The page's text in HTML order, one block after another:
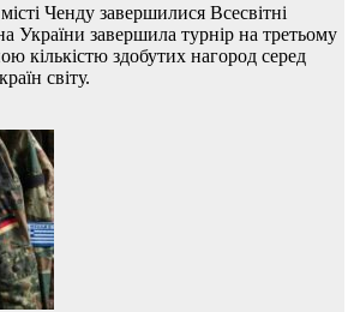
Ченду завершилися Всесвітні
України завершила турнір на третьому
кількістю здобутих нагород серед
світу.